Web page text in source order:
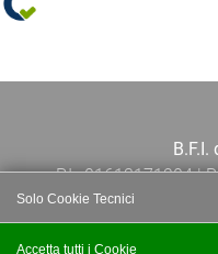
B.F.I.
P.I.: 01613171204 |
Po 13E, 40139,
444638 |
Accetta tutti i Cookie
Solo Cookie Tecnici
Salva